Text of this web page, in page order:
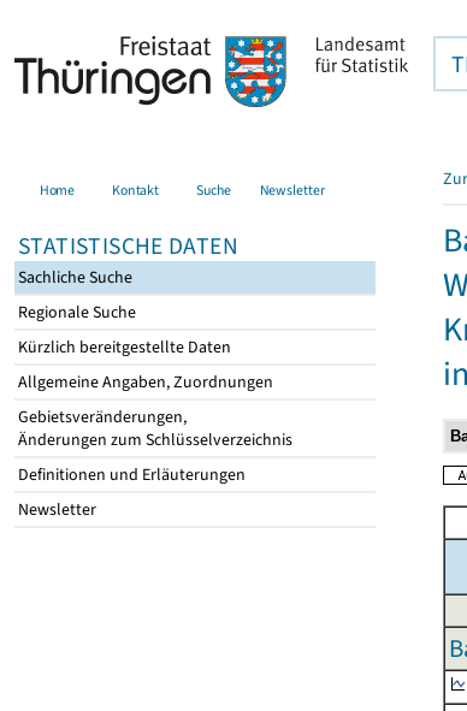
Home Kontakt Suche Newsletter
STATISTISCHE DATEN
Sachliche Suche
Regionale Suche
Kürzlich bereitgestellte Daten
Allgemeine Angaben, Zuordnungen
Gebietsveränderungen,
Änderungen zum Schlüsselverzeichnis
Definitionen und Erläuterungen
Newsletter